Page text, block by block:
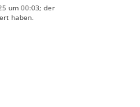
um 00:03; der
haben.